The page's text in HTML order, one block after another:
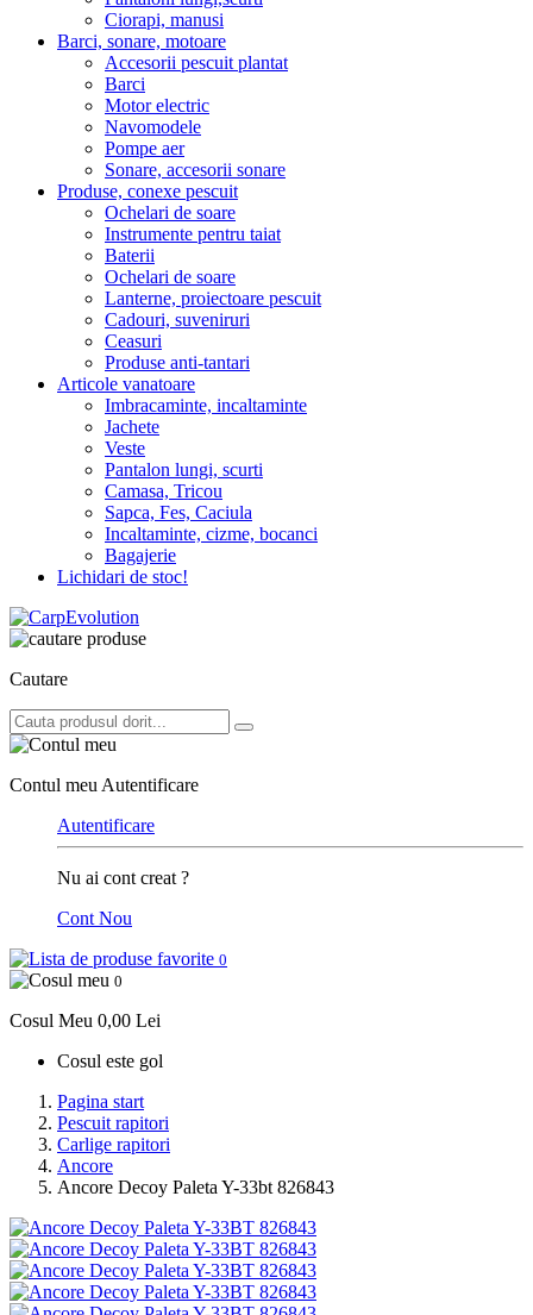
Ciorapi, manusi
Barci, sonare, motoare
Accesorii pescuit plantat
Barci
Motor electric
Navomodele
Pompe aer
Sonare, accesorii sonare
Produse, conexe pescuit
Ochelari de soare
Instrumente pentru taiat
Baterii
Ochelari de soare
Lanterne, proiectoare pescuit
Cadouri, suveniruri
Ceasuri
Produse anti-tantari
Articole vanatoare
Imbracaminte, incaltaminte
Jachete
Veste
Pantalon lungi, scurti
Camasa, Tricou
Sapca, Fes, Caciula
Incaltaminte, cizme, bocanci
Bagajerie
Lichidari de stoc!
Cautare
Contul meu Autentificare
Autentificare
Nu ai cont creat ?
Cont Nou
0
0
Cosul Meu 0,00 Lei
Cosul este gol
Pagina start
Pescuit rapitori
Carlige rapitori
Ancore
Ancore Decoy Paleta Y-33bt 826843